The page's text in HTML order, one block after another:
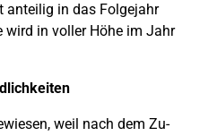
anteilig in das Folgejahr
wird in voller Höhe im Jahr
weil nach dem Zu-